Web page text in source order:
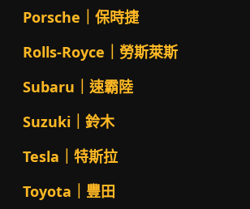
Porsche｜保時捷
Rolls-Royce｜勞斯萊斯
Subaru｜速霸陸
Suzuki｜鈴木
Tesla｜特斯拉
Toyota｜豐田